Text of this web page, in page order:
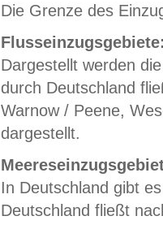
Die Grenze des
Dargestellt werden
durch Deutschland
Warnow / Peene,
dargestellt.
In Deutschland gibt
Deutschland fließt